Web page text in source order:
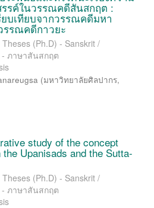
รรค์ในวรรณคดีสันสกฤต :
บเทียบจากวรรณคดีมหา
รรณคดีกาวยะ
(Ph.D) - Sanskrit /
ภาษาสันสกฤต
(มหาวิทยาลัยศิลปากร,
study of the concept
the Upanisads and the Sutta-
(Ph.D) - Sanskrit /
ภาษาสันสกฤต